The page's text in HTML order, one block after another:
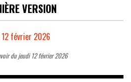
VERSION
du jeudi 12 février 2026